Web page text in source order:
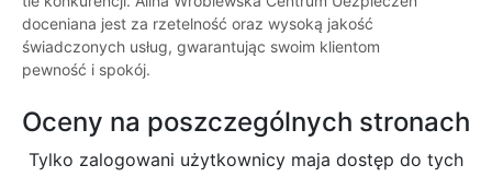
doceniana jest za rzetelność oraz wysoką jakość
świadczonych usług, gwarantując swoim klientom
pewność i spokój.
Oceny na poszczególnych stronach
Tylko zalogowani użytkownicy maja dostęp do tych